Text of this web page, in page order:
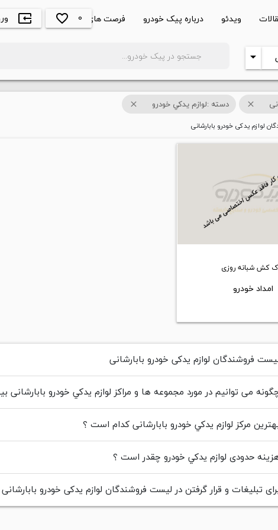
ویدئو درباره پیک خودرو فرصت های شغلیfavorite_border 0
input
arrow_drop_down
close دسته :لوازم يدکي خودرو close
لوازم یدکی خودرو بابارشانی
کش شبانه روزی
امداد خودرو
فروشندگان لوازم یدکی خودرو بابارشانی
می توانیم در مورد مجموعه ها و مراکز لوازم يدکي خودرو بابارشانی
مرکز لوازم يدکي خودرو بابارشانی کدام است ؟
حدودی لوازم يدکي خودرو چقدر است ؟
تبلیغات و قرار گرفتن در لیست فروشندگان لوازم یدکی خودرو